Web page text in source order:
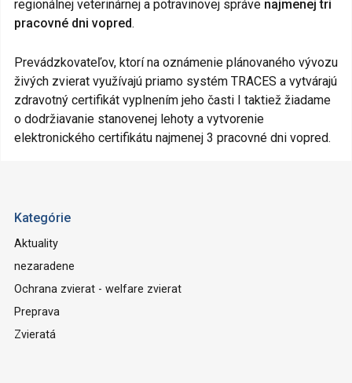
regionálnej veterinárnej a potravinovej správe najmenej tri
pracovné dni vopred.
Prevádzkovateľov, ktorí na oznámenie plánovaného vývozu
živých zvierat využívajú priamo systém TRACES a vytvárajú
zdravotný certifikát vyplnením jeho časti I taktiež žiadame
o dodržiavanie stanovenej lehoty a vytvorenie
elektronického certifikátu najmenej 3 pracovné dni vopred.
Kategórie
Aktuality
nezaradene
Ochrana zvierat - welfare zvierat
Preprava
Zvieratá